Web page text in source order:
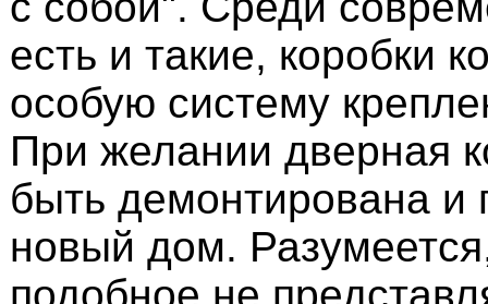
есть и такие, коробки
особую систему
При желании дверная
быть демонтирована и
новый дом.